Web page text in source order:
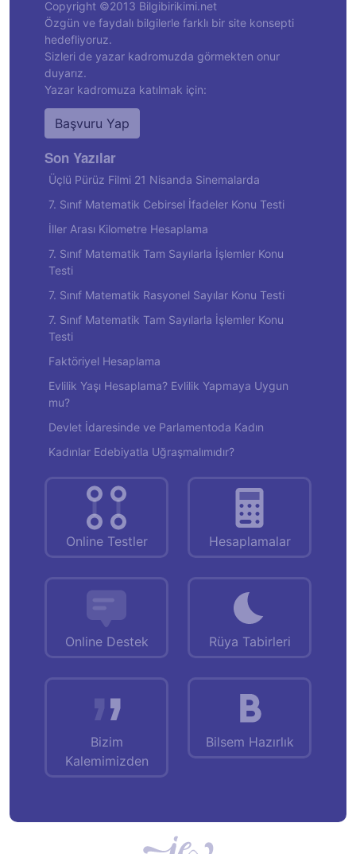
Copyright ©2013 Bilgibirikimi.net
Özgün ve faydalı bilgilerle farklı bir site konsepti
hedefliyoruz.
Sizleri de yazar kadromuzda görmekten onur
duyarız.
Yazar kadromuza katılmak için:
Başvuru Yap
Son Yazılar
Üçlü Pürüz Filmi 21 Nisanda Sinemalarda
7. Sınıf Matematik Cebirsel İfadeler Konu Testi
İller Arası Kilometre Hesaplama
7. Sınıf Matematik Tam Sayılarla İşlemler Konu
Testi
7. Sınıf Matematik Rasyonel Sayılar Konu Testi
7. Sınıf Matematik Tam Sayılarla İşlemler Konu
Testi
Faktöriyel Hesaplama
Evlilik Yaşı Hesaplama? Evlilik Yapmaya Uygun
mu?
Devlet İdaresinde ve Parlamentoda Kadın
Kadınlar Edebiyatla Uğraşmalımıdır?
Online Testler Hesaplamalar
Online Destek Rüya Tabirleri
Bizim
Kalemimizden
Bilsem Hazırlık